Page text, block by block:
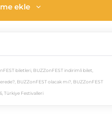
ekle
biletleri, BUZZonFEST indirimli bilet,
, BUZZonFEST olacak mı?, BUZZonFEST
, Türkiye Festivalleri